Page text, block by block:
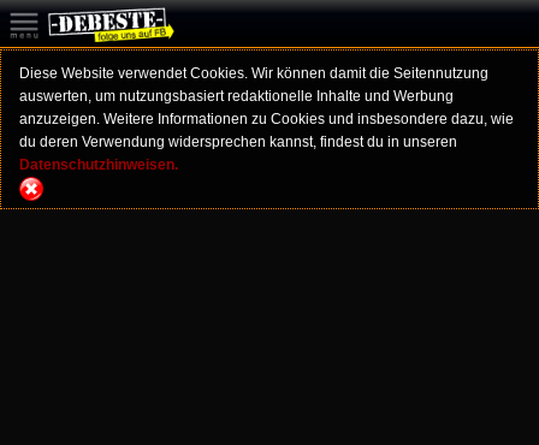
Diese Website verwendet Cookies. Wir können damit die Seitennutzung
auswerten, um nutzungsbasiert redaktionelle Inhalte und Werbung
anzuzeigen. Weitere Informationen zu Cookies und insbesondere dazu, wie
du deren Verwendung widersprechen kannst, findest du in unseren
Datenschutzhinweisen.